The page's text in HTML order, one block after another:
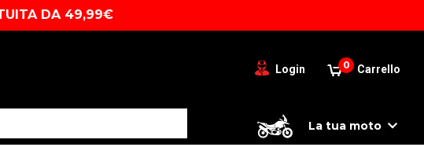
DA 49,99€
0 Carrello
Login
La tua moto